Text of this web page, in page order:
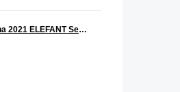
St. Helena 2021 ELEFANT Serie Cash India Wildlife Silber 1 oz